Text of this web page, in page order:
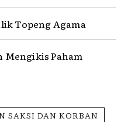
Topeng Agama
Paham
SAKSI DAN KORBAN